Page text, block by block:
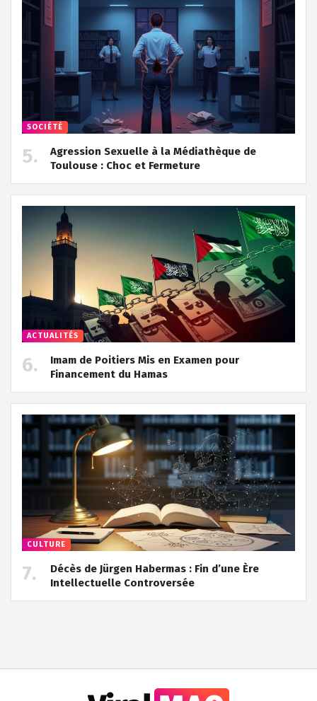
SOCIÉTÉ
Agression Sexuelle à la Médiathèque de
Toulouse : Choc et Fermeture
ACTUALITÉS
Imam de Poitiers Mis en Examen pour
Financement du Hamas
CULTURE
Décès de Jürgen Habermas : Fin d’une Ère
Intellectuelle Controversée